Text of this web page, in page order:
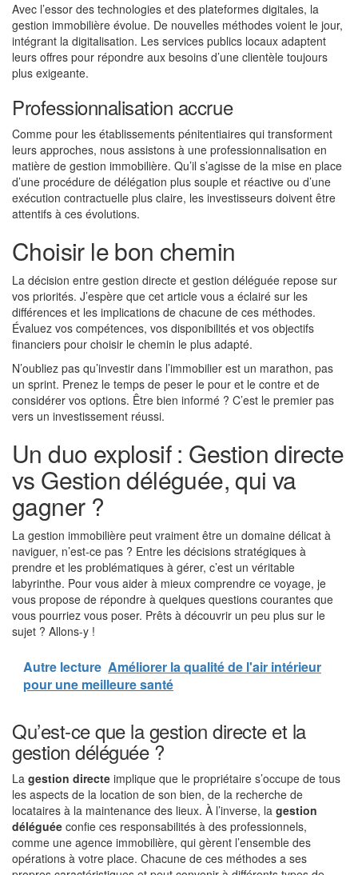
Avec l’essor des technologies et des plateformes digitales, la
gestion immobilière évolue. De nouvelles méthodes voient le jour,
intégrant la digitalisation. Les services publics locaux adaptent
leurs offres pour répondre aux besoins d’une clientèle toujours
plus exigeante.
Professionnalisation accrue
Comme pour les établissements pénitentiaires qui transforment
leurs approches, nous assistons à une professionnalisation en
matière de gestion immobilière. Qu’il s’agisse de la mise en place
d’une procédure de délégation plus souple et réactive ou d’une
exécution contractuelle plus claire, les investisseurs doivent être
attentifs à ces évolutions.
Choisir le bon chemin
La décision entre gestion directe et gestion déléguée repose sur
vos priorités. J’espère que cet article vous a éclairé sur les
différences et les implications de chacune de ces méthodes.
Évaluez vos compétences, vos disponibilités et vos objectifs
financiers pour choisir le chemin le plus adapté.
N’oubliez pas qu’investir dans l’immobilier est un marathon, pas
un sprint. Prenez le temps de peser le pour et le contre et de
considérer vos options. Être bien informé ? C’est le premier pas
vers un investissement réussi.
Un duo explosif : Gestion directe
vs Gestion déléguée, qui va
gagner ?
La gestion immobilière peut vraiment être un domaine délicat à
naviguer, n’est-ce pas ? Entre les décisions stratégiques à
prendre et les problématiques à gérer, c’est un véritable
labyrinthe. Pour vous aider à mieux comprendre ce voyage, je
vous propose de répondre à quelques questions courantes que
vous pourriez vous poser. Prêts à découvrir un peu plus sur le
sujet ? Allons-y !
Autre lecture Améliorer la qualité de l'air intérieur
pour une meilleure santé
Qu’est-ce que la gestion directe et la
gestion déléguée ?
La gestion directe implique que le propriétaire s’occupe de tous
les aspects de la location de son bien, de la recherche de
locataires à la maintenance des lieux. À l’inverse, la gestion
déléguée confie ces responsabilités à des professionnels,
comme une agence immobilière, qui gèrent l’ensemble des
opérations à votre place. Chacune de ces méthodes a ses